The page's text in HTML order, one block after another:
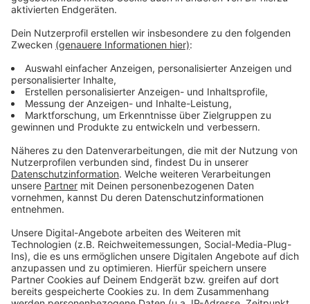
Wir benötigen Ihre
Zustimmung, um den YouTube
Video-Service zu laden!
Wir verwenden einen Service eines
Drittanbieters, um Videoinhalte
einzubetten. Dieser Service kann
sammeln. Bitte lesen Sie die
Details durch und stimmen Sie der
Nutzung des Service zu, um dieses
Mehr Informationen
Akzeptieren
powered byUsercentrics Consent
Fünf für Max Mutzke
Anzeige